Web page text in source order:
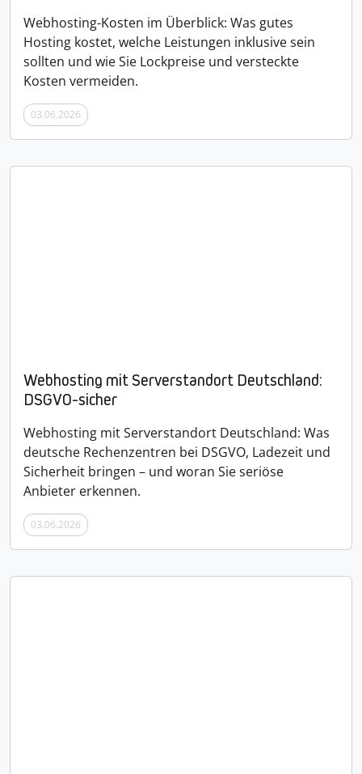
Webhosting-Kosten im Überblick: Was gutes
Hosting kostet, welche Leistungen inklusive sein
sollten und wie Sie Lockpreise und versteckte
Kosten vermeiden.
03.06.2026
Webhosting mit Serverstandort Deutschland:
DSGVO-sicher
Webhosting mit Serverstandort Deutschland: Was
deutsche Rechenzentren bei DSGVO, Ladezeit und
Sicherheit bringen – und woran Sie seriöse
Anbieter erkennen.
03.06.2026